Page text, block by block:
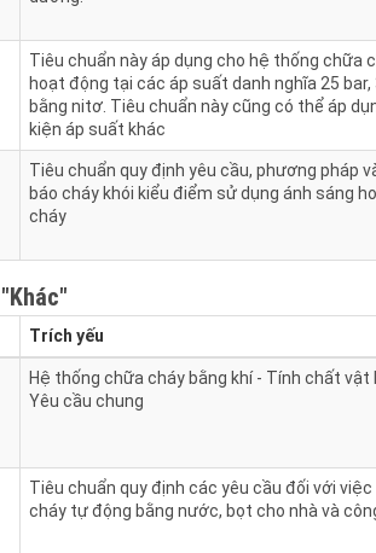
Tiêu chuẩn này áp dụng cho hệ thống chữa
hoạt động tại các áp suất danh nghĩa 25
bằng nitơ. Tiêu chuẩn này cũng có thể áp
kiện áp suất khác
Tiêu chuẩn quy định yêu cầu, phương pháp
báo cháy khói kiểu điểm sử dụng ánh sáng
cháy
"Khác"
Trích yếu
Hệ thống chữa cháy bằng khí - Tính chất
Yêu cầu chung
Tiêu chuẩn quy định các yêu cầu đối với
cháy tự động bằng nước, bọt cho nhà và